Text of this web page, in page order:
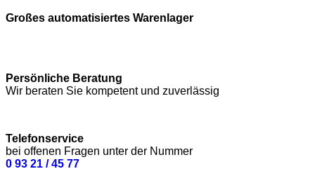
Großes automatisiertes Warenlager
Persönliche Beratung
Wir beraten Sie kompetent und zuverlässig
Telefonservice
bei offenen Fragen unter der Nummer
0 93 21 / 45 77